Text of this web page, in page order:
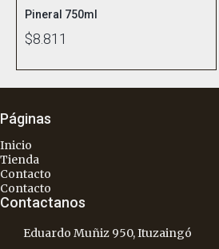
Pineral 750ml
$8.811
Páginas
Inicio
Tienda
Contacto
Contacto
Contactanos
Eduardo Muñiz 950, Ituzaingó